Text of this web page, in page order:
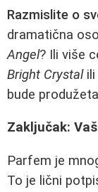
Razmislite o
dramatična
Angel? Ili više
Bright Crystalili
bude
Zaključak:
Parfem je
To je lični